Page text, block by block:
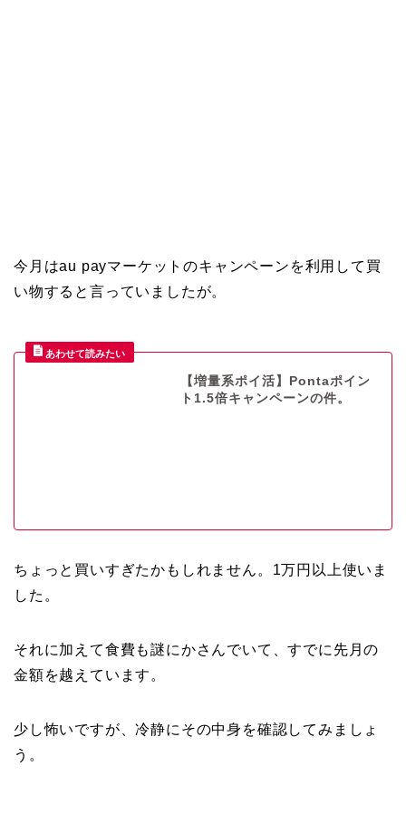
今月はau payマーケットのキャンペーンを利用して買
い物すると言っていましたが。
【増量系ポイ活】Pontaポイン
ト1.5倍キャンペーンの件。
ちょっと買いすぎたかもしれません。1万円以上使いま
した。
それに加えて食費も謎にかさんでいて、すでに先月の
金額を越えています。
少し怖いですが、冷静にその中身を確認してみましょ
う。